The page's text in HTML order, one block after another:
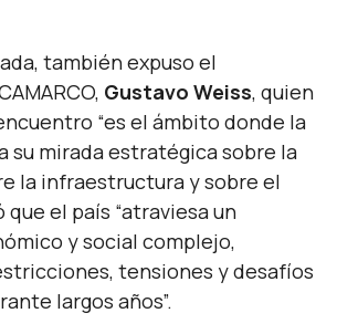
también expuso el
Gustavo Weiss, quien
“es el ámbito donde la
su mirada estratégica sobre la
la infraestructura y sobre el
que el país “atraviesa un
y social complejo,
tensiones y desafíos
largos años”.